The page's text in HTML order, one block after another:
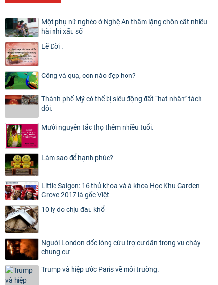
Một phụ nữ nghèo ở Nghệ An thầm lặng chôn cất nhiều
hài nhi xấu số
Lẽ Đời .
Công và quạ, con nào đẹp hơn?
Thành phố Mỹ có thể bị siêu động đất “hạt nhân” tách
đôi.
Mười nguyên tắc thọ thêm nhiều tuổi.
Làm sao để hạnh phúc?
Little Saigon: 16 thủ khoa và á khoa Học Khu Garden
Grove 2017 là gốc Việt
10 lý do chịu đau khổ
Người London dốc lòng cứu trợ cư dân trong vụ cháy
chung cư
Trump và hiệp ước Paris về môi trường.